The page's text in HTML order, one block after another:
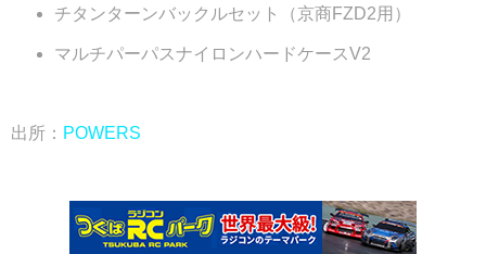
チタンターンバックルセット（京商FZD2用）
マルチパーパスナイロンハードケースV2
出所： POWERS